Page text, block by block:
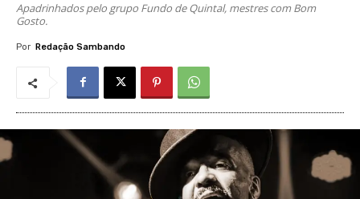
Apadrinhados pelo grupo Fundo de Quintal, mestres com Bom
Gosto.
Por Redação Sambando